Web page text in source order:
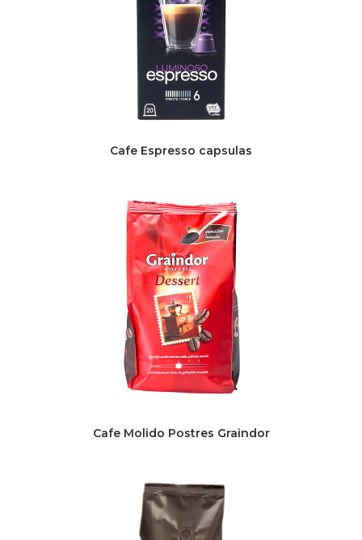
Cafe Espresso capsulas
Cafe Molido Postres Graindor